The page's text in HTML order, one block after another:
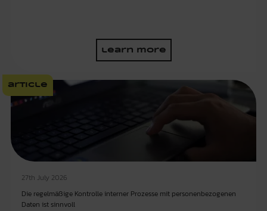
learn more
article
27th July 2026
Die regelmäßige Kontrolle interner Prozesse mit personenbezogenen
Daten ist sinnvoll